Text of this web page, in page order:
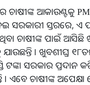
ଚାଷୀଙ୍କ ଆକାଉଣ୍ଟକୁ
ସରକାରୀ ସ୍ତରରେ, ଏ
ଚାଷୀଙ୍କ ପାଇଁ ଆସିଛି
। ଖୁବଶୀଘ୍ର
ଟଙ୍କା ସରକାର ପ୍ରଦାନ
। ଏବେ ଚାଷୀଙ୍କ